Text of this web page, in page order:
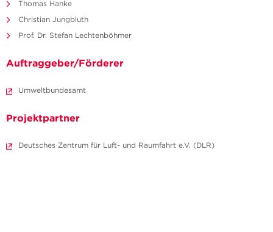
Thomas Hanke
Christian Jungbluth
Prof. Dr. Stefan Lechtenböhmer
Auftraggeber/Förderer
Umweltbundesamt
Projektpartner
Deutsches Zentrum für Luft- und Raumfahrt e.V. (DLR)